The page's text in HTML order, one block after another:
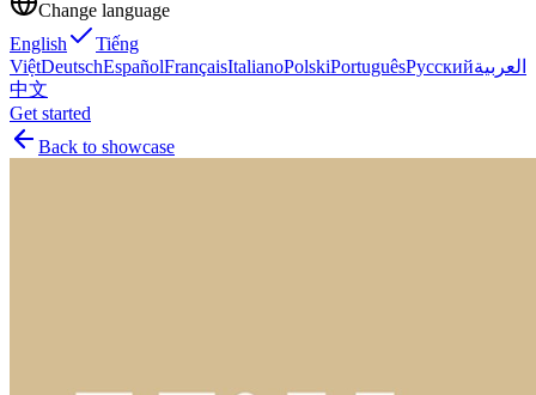
Change language
English
Tiếng
ViệtDeutschEspañolFrançaisItalianoPolskiPortuguêsРусскийالعربية
中文
Get started
Back to showcase